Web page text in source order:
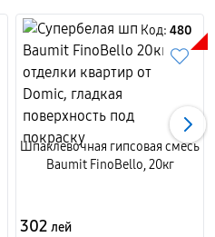
Код: 480
Шпаклевочная гипсовая смесь
Baumit FinoBello, 20кг
302 лей